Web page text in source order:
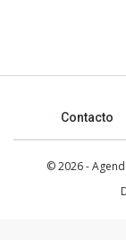
Contacto
© 2026 -